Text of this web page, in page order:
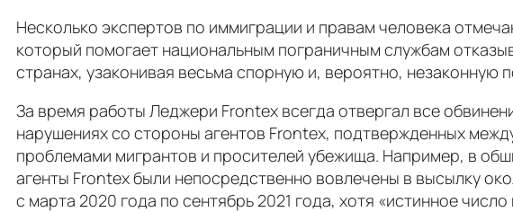
Несколько экспертов по иммиграции и правам человека
который помогает национальным пограничным службам
странах, узаконивая весьма спорную и, вероятно, незаконную
За время работы Леджери Frontex всегда отвергал все
нарушениях со стороны агентов Frontex, подтвержденных
проблемами мигрантов и просителей убежища. Например, в
агенты Frontex были непосредственно вовлечены в высылку
с марта 2020 года по сентябрь 2021 года, хотя «истинное